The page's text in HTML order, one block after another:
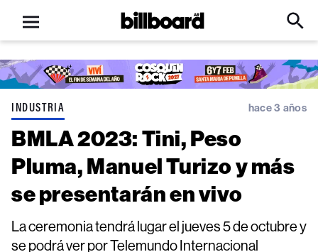
Open
menu
Billboard
Click
Input
INDUSTRIA hace 3 años
BMLA 2023: Tini, Peso
Pluma, Manuel Turizo y más
se presentarán en vivo
La ceremonia tendrá lugar el jueves 5 de octubre y
se podrá ver por Telemundo Internacional